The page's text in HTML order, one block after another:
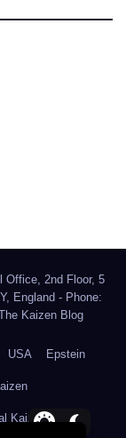
Office, 2nd Floor, 5
England - Phone:
Kaizen Blog
USA Epstein
Kaizen